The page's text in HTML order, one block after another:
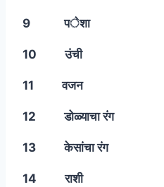
9 पेशा
10 उंची
11 वजन 72
12 डोळ्याचा रंग
13 केसांचा रंग
14 राशी